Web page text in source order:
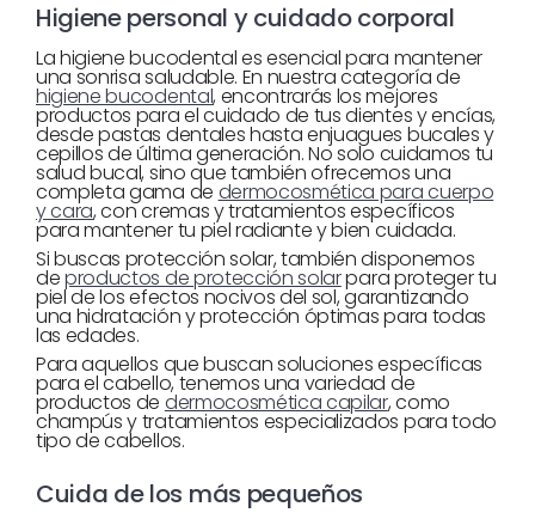
Higiene personal y cuidado corporal
La higiene bucodental es esencial para mantener
una sonrisa saludable. En nuestra categoría de
higiene bucodental, encontrarás los mejores
productos para el cuidado de tus dientes y encías,
desde pastas dentales hasta enjuagues bucales y
cepillos de última generación. No solo cuidamos tu
salud bucal, sino que también ofrecemos una
completa gama de dermocosmética para cuerpo
y cara, con cremas y tratamientos específicos
para mantener tu piel radiante y bien cuidada.
Si buscas protección solar, también disponemos
deproductos de protección solarpara proteger tu
piel de los efectos nocivos del sol, garantizando
una hidratación y protección óptimas para todas
las edades.
Para aquellos que buscan soluciones específicas
para el cabello, tenemos una variedad de
productos de dermocosmética capilar, como
champús y tratamientos especializados para todo
tipo de cabellos.
Cuida de los más pequeños